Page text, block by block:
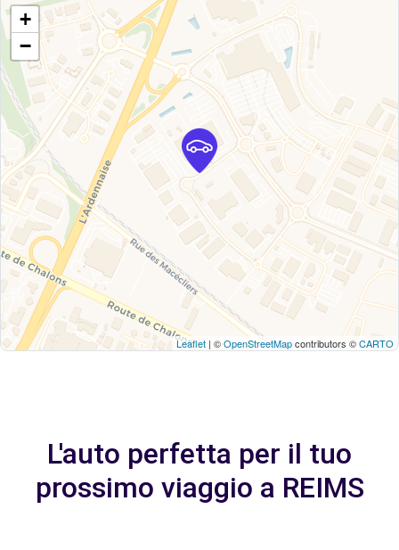
+
−
Leaflet | ©OpenStreetMapcontributors ©CARTO
L'auto perfetta per il tuo
prossimo viaggio a REIMS